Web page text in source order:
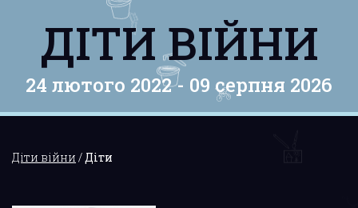
ДІТИ ВІЙНИ
24 лютого 2022 - 09 серпня 2026
Діти війни /Діти